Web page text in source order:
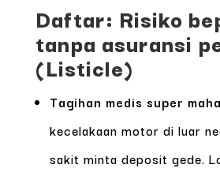
Daftar: Risiko
tanpa asuransi
(Listicle)
Tagihan medis super
kecelakaan motor di luar
sakit minta deposit gede.